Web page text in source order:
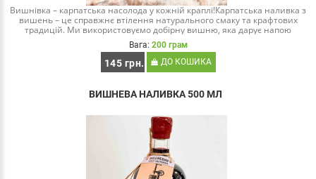
Вишнівка – карпатська насолода у кожній краплі!Карпатська наливка з
вишень – це справжнє втілення натурального смаку та крафтових
традицій. Ми використовуємо добірну вишню, яка дарує напою
яскравий ягідний аром..
Вага: 200 грам
145 грн. ДО КОШИКА
ВИШНЕВА НАЛИВКА 500 МЛ